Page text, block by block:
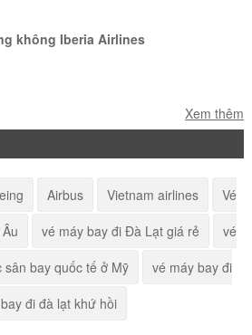
không Iberia Airlines
Xem thêm
Airbus Vietnam airlines
Vé
vé máy bay đi Đà Lạt giá rẻ
vé
sân bay quốc tế ở Mỹ
vé máy bay đi
đi đà lạt khứ hồi